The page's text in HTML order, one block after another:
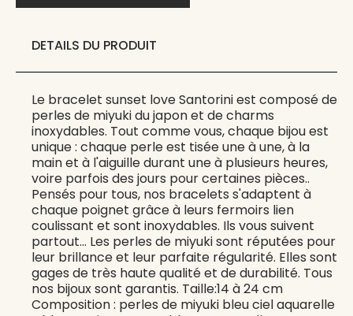
DETAILS DU PRODUIT
Le bracelet sunset love Santorini est composé de
perles de miyuki du japon et de charms
inoxydables. Tout comme vous, chaque bijou est
unique : chaque perle est tisée une à une, à la
main et à l'aiguille durant une à plusieurs heures,
voire parfois des jours pour certaines pièces..
Pensés pour tous, nos bracelets s'adaptent à
chaque poignet grâce à leurs fermoirs lien
coulissant et sont inoxydables. Ils vous suivent
partout... Les perles de miyuki sont réputées pour
leur brillance et leur parfaite régularité. Elles sont
gages de très haute qualité et de durabilité. Tous
nos bijoux sont garantis. Taille:14 à 24 cm
Composition : perles de miyuki bleu ciel aquarelle